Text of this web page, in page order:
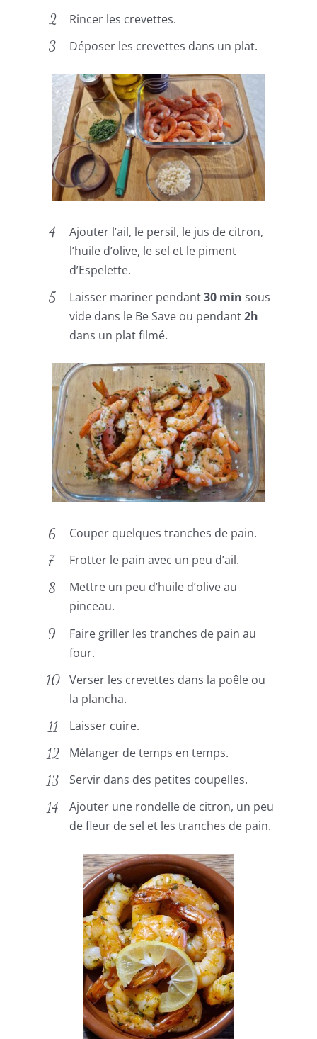
Rincer les crevettes.
Déposer les crevettes dans un plat.
Ajouter l’ail, le persil, le jus de citron,
l’huile d’olive, le sel et le piment
d’Espelette.
Laisser mariner pendant30 min sous
vide dans le Be Save ou pendant2h
dans un plat filmé.
Couper quelques tranches de pain.
Frotter le pain avec un peu d’ail.
Mettre un peu d’huile d’olive au
pinceau.
Faire griller les tranches de pain au
four.
Verser les crevettes dans la poêle ou
la plancha.
Laisser cuire.
Mélanger de temps en temps.
Servir dans des petites coupelles.
Ajouter une rondelle de citron, un peu
de fleur de sel et les tranches de pain.